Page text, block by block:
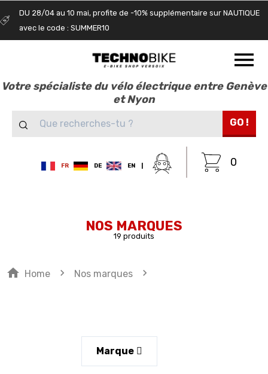
DU 28/04 au 10 mai, profite de -10% supplémentaire sur NAUTIQUE
avec le code : SUMMER10
Votre spécialiste du vélo électrique entre Genève
et Nyon
GO !
FR DE EN 0
NOS MARQUES
19 produits
home Home navigate_next Nos marques navigate_next
Marque